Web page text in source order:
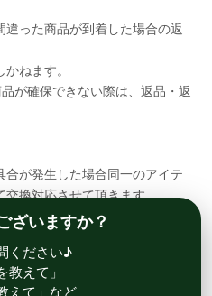
った商品が到着した場合の返
ねます。
が確保できない際は、返品・返
が発生した場合同一のアイテ
交換対応させて頂きます。
して頂く必要が御座いますので
ざいますか？
ください♪
教えて」
えて」など